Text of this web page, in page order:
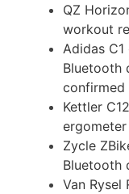
QZ
workout
Adidas
Bluetooth
confirmed
Kettler
Zycle
Bluetooth
Van Rysel